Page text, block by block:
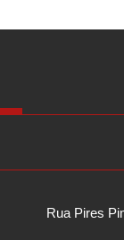
Rua Pires